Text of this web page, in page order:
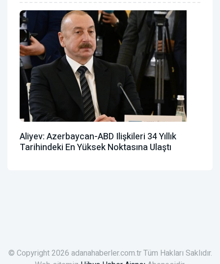
Aliyev: Azerbaycan-ABD Ilişkileri 34 Yıllık
Tarihindeki En Yüksek Noktasına Ulaştı
© Copyright 2026 adanahaberler.com.tr Tüm Hakları Saklıdır.